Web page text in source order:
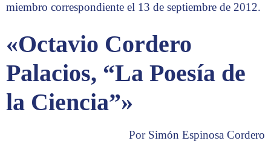
miembro correspondiente el 13 de septiembre de 2012.
«Octavio Cordero
Palacios, “La Poesía de
la Ciencia”»
Por Simón Espinosa Cordero